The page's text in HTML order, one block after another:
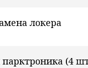
локера
(4